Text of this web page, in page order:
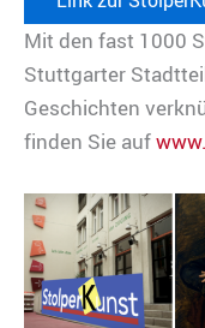
Mit den fast 1000
Stuttgarter
Geschichten
finden Sie auf